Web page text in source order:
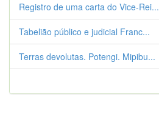
Registro de uma carta do Vice-Rei...
Tabelião público e judicial Franc...
Terras devolutas. Potengi. Mipibu...